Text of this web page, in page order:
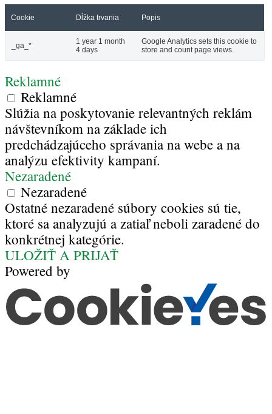
Cookie Dĺžka trvania Popis
_ga_*
1 year 1 month
4 days
Google Analytics sets this cookie to
store and count page views.
Reklamné
Reklamné
Slúžia na poskytovanie relevantných reklám
návštevníkom na základe ich
predchádzajúceho správania na webe a na
analýzu efektivity kampaní.
Nezaradené
Nezaradené
Ostatné nezaradené súbory cookies sú tie,
ktoré sa analyzujú a zatiaľ neboli zaradené do
konkrétnej kategórie.
ULOŽIŤ A PRIJAŤ
Powered by